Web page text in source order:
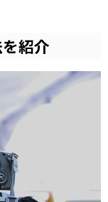
紹介